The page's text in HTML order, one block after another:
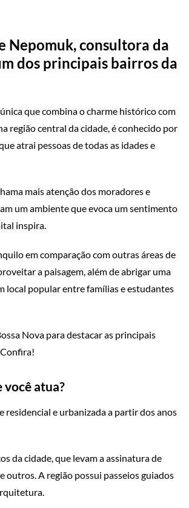
Nepomuk, consultora da
dos principais bairros da
que combina o charme histórico com
região central da cidade, é conhecido por
atrai pessoas de todas as idades e
mais atenção dos moradores e
um ambiente que evoca um sentimento
inspira.
em comparação com outras áreas de
a paisagem, além de abrigar uma
local popular entre famílias e estudantes
Nova para destacar as principais
você atua?
e urbanizada a partir dos anos
da cidade, que levam a assinatura de
outros. A região possui passeios guiados